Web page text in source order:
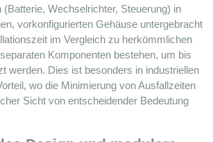
(Batterie, Wechselrichter, Steuerung) in
vorkonfigurierten Gehäuse untergebracht
im Vergleich zu herkömmlichen
Komponenten bestehen, um bis
werden. Dies ist besonders in industriellen
wo die Minimierung von Ausfallzeiten
Sicht von entscheidender Bedeutung